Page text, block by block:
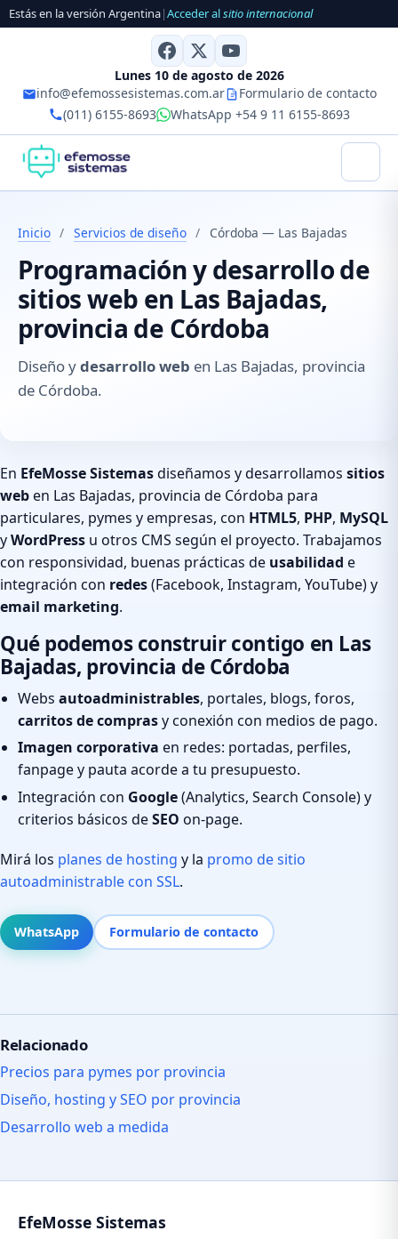
Estás en la versión Argentina|Acceder alsitio internacional
Lunes 10 de agosto de 2026
info@efemossesistemas.com.ar
Formulario de contacto
(011) 6155-8693
WhatsApp +54 9 11 6155-8693
Inicio / Servicios de diseño / Córdoba — Las Bajadas
Programación y desarrollo de
sitios web en Las Bajadas,
provincia de Córdoba
Diseño ydesarrollo web en Las Bajadas, provincia
de Córdoba.
En EfeMosse Sistemasdiseñamos y desarrollamos sitios
weben Las Bajadas, provincia de Córdoba para
particulares, pymes y empresas, con HTML5, PHP, MySQL
yWordPress u otros CMS según el proyecto. Trabajamos
con responsividad, buenas prácticas de usabilidad e
integración con redes(Facebook, Instagram, YouTube) y
email marketing.
Qué podemos construir contigo en Las
Bajadas, provincia de Córdoba
Webs autoadministrables, portales, blogs, foros,
carritos de comprasy conexión con medios de pago.
Imagen corporativa en redes: portadas, perfiles,
fanpage y pauta acorde a tu presupuesto.
Integración con Google(Analytics, Search Console) y
criterios básicos deSEO on-page.
Mirá los planes de hosting y la promo de sitio
autoadministrable con SSL.
WhatsApp Formulario de contacto
Relacionado
Precios para pymes por provincia
Diseño, hosting y SEO por provincia
Desarrollo web a medida
EfeMosse Sistemas